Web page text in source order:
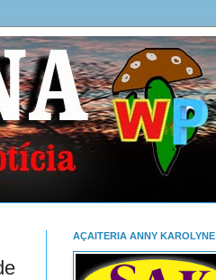
AÇAITERIA ANNY KAROLYNE